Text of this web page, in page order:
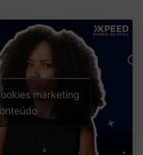
marketing